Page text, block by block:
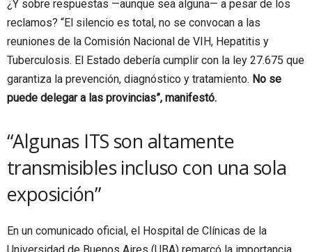
¿Y sobre respuestas —aunque sea alguna— a pesar de los
reclamos? “El silencio es total, no se convocan a las
reuniones de la Comisión Nacional de VIH, Hepatitis y
Tuberculosis. El Estado debería cumplir con la ley 27.675 que
garantiza la prevención, diagnóstico y tratamiento. No se
puede delegar a las provincias”, manifestó.
“Algunas ITS son altamente
transmisibles incluso con una sola
exposición”
En un comunicado oficial, el Hospital de Clínicas de la